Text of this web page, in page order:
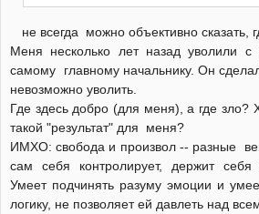
не всегда можно объективно сказать,
Меня несколько лет назад
самому главному начальнику. Он
невозможно уволить.
Где здесь добро (для меня), а где зло?
такой "результат" для меня?
ИМХО: свобода и произвол -- разные
сам себя контролирует, держит себя
Умеет подчинять разуму эмоции и
логику, не позволяет ей давлеть над